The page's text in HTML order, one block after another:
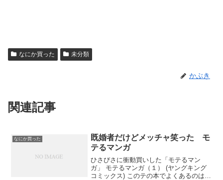
なにか買った 未分類
かぶき
関連記事
なにか買った
既婚者だけどメッチャ笑った モ
テるマンガ
ひさびさに衝動買いした「モテるマン
ガ」 モテるマンガ（１） (ヤングキング
コミックス) このテの本でよくあるのは